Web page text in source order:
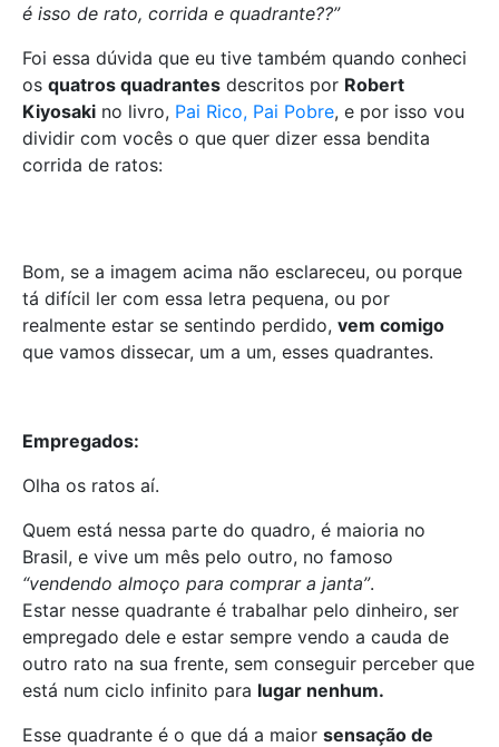
é isso de rato, corrida e quadrante??”
Foi essa dúvida que eu tive também quando conheci
os quatros quadrantes descritos por Robert
Kiyosaki no livro, Pai Rico, Pai Pobre, e por isso vou
dividir com vocês o que quer dizer essa bendita
corrida de ratos:
Bom, se a imagem acima não esclareceu, ou porque
tá difícil ler com essa letra pequena, ou por
realmente estar se sentindo perdido, vem comigo
que vamos dissecar, um a um, esses quadrantes.
Empregados:
Olha os ratos aí.
Quem está nessa parte do quadro, é maioria no
Brasil, e vive um mês pelo outro, no famoso
“vendendo almoço para comprar a janta”.
Estar nesse quadrante é trabalhar pelo dinheiro, ser
empregado dele e estar sempre vendo a cauda de
outro rato na sua frente, sem conseguir perceber que
está num ciclo infinito para lugar nenhum.
Esse quadrante é o que dá a maior sensação de